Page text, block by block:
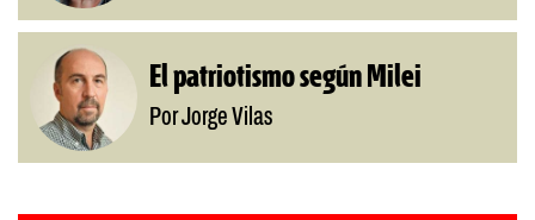
El patriotismo según Milei
Por Jorge Vilas